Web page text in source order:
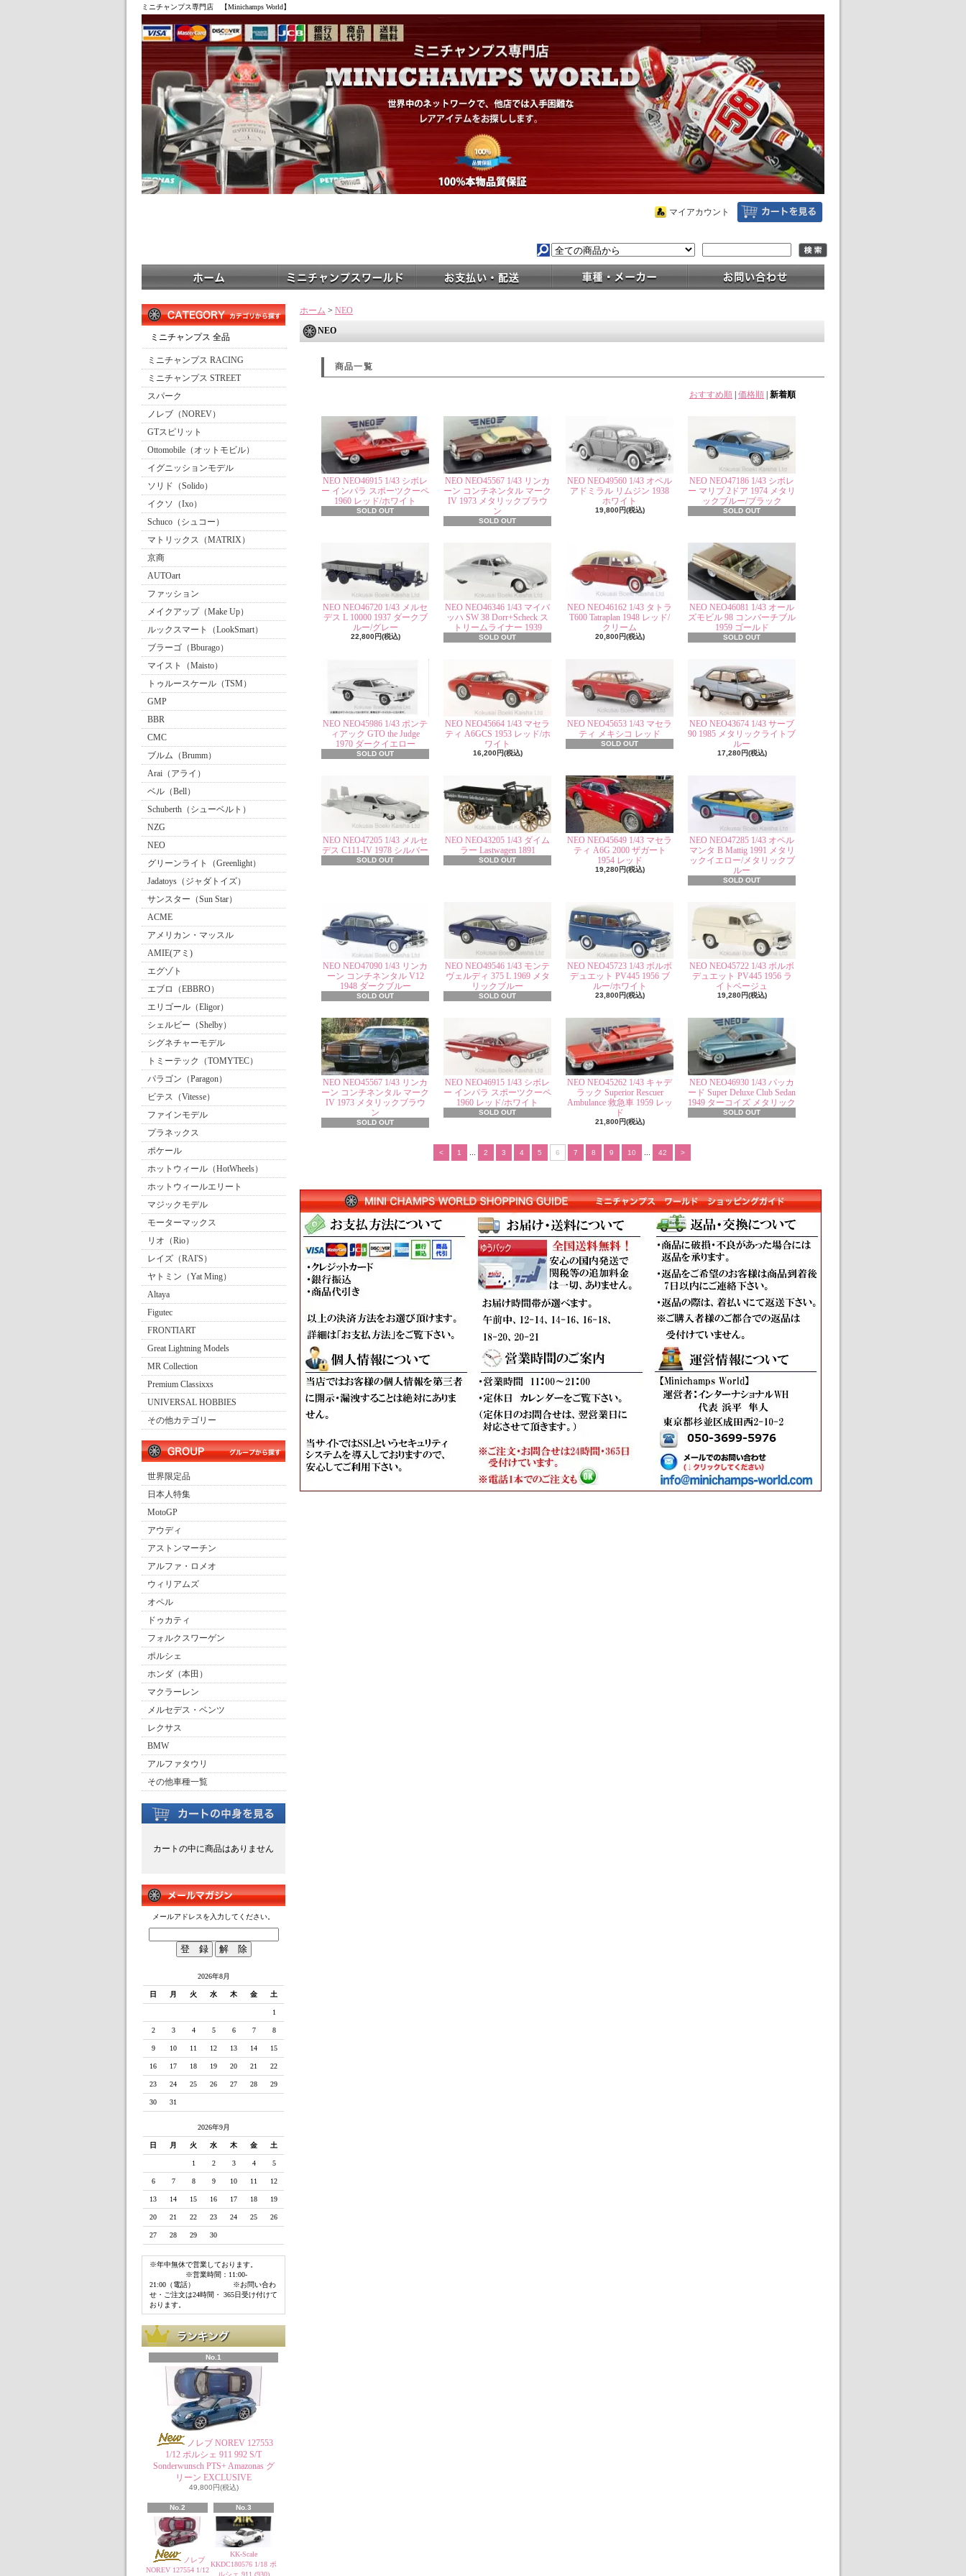
ミニチャンプス専門店 【Minichamps World】
マイアカウント
ミニチャンプス 全品
ミニチャンプス RACING
ミニチャンプス STREET
スパーク
ノレブ（NOREV）
GTスピリット
Ottomobile（オットモビル）
イグニッションモデル
ソリド（Solido）
イクソ（Ixo）
Schuco（シュコー）
マトリックス（MATRIX）
京商
AUTOart
ファッション
メイクアップ（Make Up）
ルックスマート（LookSmart）
ブラーゴ（Bburago）
マイスト（Maisto）
トゥルースケール（TSM）
GMP
BBR
CMC
ブルム（Brumm）
Arai（アライ）
ベル（Bell）
Schuberth（シューベルト）
NZG
NEO
グリーンライト（Greenlight）
Jadatoys（ジャダトイズ）
サンスター（Sun Star）
ACME
アメリカン・マッスル
AMIE(アミ)
エグゾト
エブロ（EBBRO）
エリゴール（Eligor）
シェルビー（Shelby）
シグネチャーモデル
トミーテック（TOMYTEC）
パラゴン（Paragon）
ビテス（Vitesse）
ファインモデル
プラネックス
ポケール
ホットウィール（HotWheels）
ホットウィールエリート
マジックモデル
モーターマックス
リオ（Rio）
レイズ（RAI'S）
ヤトミン（Yat Ming）
Altaya
Figutec
FRONTIART
Great Lightning Models
MR Collection
Premium Classixxs
UNIVERSAL HOBBIES
その他カテゴリー
世界限定品
日本人特集
MotoGP
アウディ
アストンマーチン
アルファ・ロメオ
ウィリアムズ
オペル
ドゥカティ
フォルクスワーゲン
ポルシェ
ホンダ（本田）
マクラーレン
メルセデス・ベンツ
レクサス
BMW
アルファタウリ
その他車種一覧
カートの中に商品はありません
メールアドレスを入力してください。
2026年8月
日 月 火 水 木 金 土
1
2 3 4 5 6 7 8
9 10 11 12 13 14 15
16 17 18 19 20 21 22
23 24 25 26 27 28 29
30 31
2026年9月
日 月 火 水 木 金 土
1 2 3 4 5
6 7 8 9 10 11 12
13 14 15 16 17 18 19
20 21 22 23 24 25 26
27 28 29 30
※年中無休で営業しております。
※営業時間：11:00-
21:00（電話） ※お問い合わ
せ・ご注文は24時間・ 365日受け付けて
おります。
No.1
ノレブ NOREV 127553
1/12 ポルシェ 911 992 S/T
Sonderwunsch PTS+ Amazonas グ
リーン EXCLUSIVE
49,800円(税込)
No.2
ノレブ
NOREV 127554 1/12
No.3
KK-Scale
KKDC180576 1/18 ポ
ルシェ 911 (930)
ホーム > NEO
NEO
商品一覧
おすすめ順 価格順 新着順
NEO NEO46915 1/43 シボレ
ー インパラ スポーツクーペ
1960 レッド/ホワイト
SOLD OUT
NEO NEO45567 1/43 リンカ
ーン コンチネンタル マーク
IV 1973 メタリックブラウ
ン
SOLD OUT
NEO NEO49560 1/43 オペル
アドミラル リムジン 1938
ホワイト
19,800円(税込)
NEO NEO47186 1/43 シボレ
ー マリブ 2ドア 1974 メタリ
ックブルー/ブラック
SOLD OUT
NEO NEO46720 1/43 メルセ
デス L 10000 1937 ダークブ
ルー/グレー
22,800円(税込)
NEO NEO46346 1/43 マイバ
ッハ SW 38 Dorr+Scheck ス
トリームライナー 1939
SOLD OUT
NEO NEO46162 1/43 タトラ
T600 Tatraplan 1948 レッド/
クリーム
20,800円(税込)
NEO NEO46081 1/43 オール
ズモビル 98 コンバーチブル
1959 ゴールド
SOLD OUT
NEO NEO45986 1/43 ポンテ
ィアック GTO the Judge
1970 ダークイエロー
SOLD OUT
NEO NEO45664 1/43 マセラ
ティ A6GCS 1953 レッド/ホ
ワイト
16,200円(税込)
NEO NEO45653 1/43 マセラ
ティ メキシコ レッド
SOLD OUT
NEO NEO43674 1/43 サーブ
90 1985 メタリックライトブ
ルー
17,280円(税込)
NEO NEO47205 1/43 メルセ
デス C111-IV 1978 シルバー
SOLD OUT
NEO NEO43205 1/43 ダイム
ラー Lastwagen 1891
SOLD OUT
NEO NEO45649 1/43 マセラ
ティ A6G 2000 ザガート
1954 レッド
19,280円(税込)
NEO NEO47285 1/43 オペル
マンタ B Mattig 1991 メタリ
ックイエロー/メタリックブ
ルー
SOLD OUT
NEO NEO47090 1/43 リンカ
ーン コンチネンタル V12
1948 ダークブルー
SOLD OUT
NEO NEO49546 1/43 モンテ
ヴェルディ 375 L 1969 メタ
リックブルー
SOLD OUT
NEO NEO45723 1/43 ボルボ
デュエット PV445 1956 ブ
ルー/ホワイト
23,800円(税込)
NEO NEO45722 1/43 ボルボ
デュエット PV445 1956 ラ
イトベージュ
19,280円(税込)
NEO NEO45567 1/43 リンカ
ーン コンチネンタル マーク
IV 1973 メタリックブラウ
ン
SOLD OUT
NEO NEO46915 1/43 シボレ
ー インパラ スポーツクーペ
1960 レッド/ホワイト
SOLD OUT
NEO NEO45262 1/43 キャデ
ラック Superior Rescuer
Ambulance 救急車 1959 レッ
ド
21,800円(税込)
NEO NEO46930 1/43 パッカ
ード Super Deluxe Club Sedan
1949 ターコイズ メタリック
SOLD OUT
< 1 ... 2 3 4 5 6 7 8 9 10 ... 42 >